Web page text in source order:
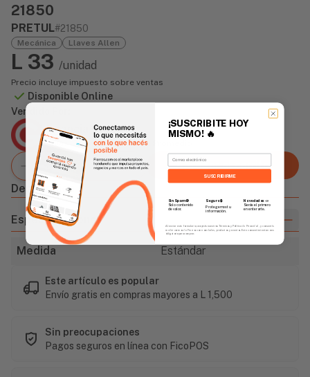
21850
PRETUL#21850
Mecánica Llaves Allen
L 33 /unidad
Precio incluye impuesto sobre ventas
Disponible Online
Vendido Por:
Agencia Global
2 días - Tiempo de Entrega Promedio
Agregar al carrito
Descripción
Especificaciones
Medida Estándar
Este artículo es popular
Envío gratis en compras mayores a L 1,500
Sin preocupaciones
Pagos seguros en línea con FicoPOS
¡SUSCRIBITE HOY
MISMO! 🔥
Email
SUSCRIBIRME
Sin Spam 🚫
Solo contenido
de valor.
Seguro 🔒
Protegemos tu
información.
Novedades📣
Serás el primero
en enterarte.
Al enviar este formulario, aceptás nuestros Términos y Política de Privacidad, y consentís
recibir correos de Fierros con novedades, productos y eventos. Este consentimiento no es
obligatorio para comprar.